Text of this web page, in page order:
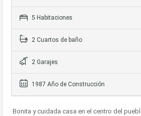
5 Habitaciones
2 Cuartos de baño
2 Garajes
1987 Año de Construcción
Bonita y cuidada casa en el centro del